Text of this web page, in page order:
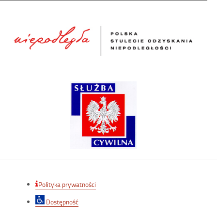
Polityka prywatności
Dostępność